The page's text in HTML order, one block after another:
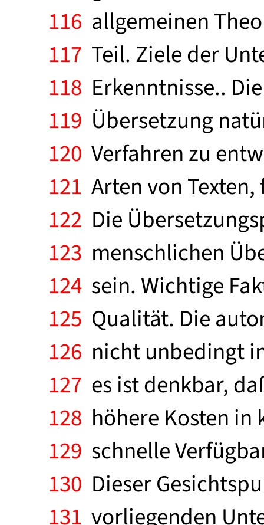
116 allgemeinen
117 Teil. Ziele der
118 Erkenntnisse..
119 Übersetzung
120 Verfahren zu
121 Arten von
122 Die
123 menschlichen
124 sein. Wichtige
125 Qualität. Die
126 nicht unbedingt
127 es ist denkbar,
128 höhere Kosten
129 schnelle
130 Dieser
131 vorliegenden